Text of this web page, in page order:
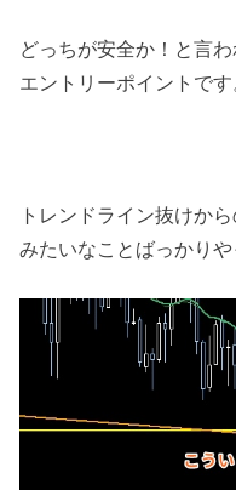
どっちが安全か！と言
エントリーポイントです
トレンドライン抜けか
みたいなことばっかりや